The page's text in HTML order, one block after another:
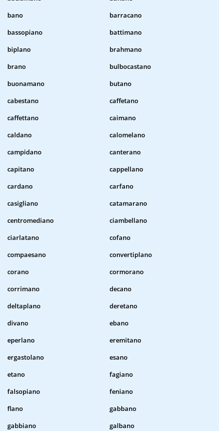
bano
barracano
bassopiano
battimano
biplano
brahmano
brano
bulbocastano
buonamano
butano
cabestano
caffetano
caffettano
caimano
caldano
calomelano
campidano
canterano
capitano
cappellano
cardano
carfano
casigliano
catamarano
centromediano
ciambellano
ciarlatano
cofano
compaesano
convertiplano
corano
cormorano
corrimano
decano
deltaplano
deretano
divano
ebano
eperlano
eremitano
ergastolano
esano
etano
fagiano
falsopiano
feniano
flano
gabbano
gabbiano
galbano